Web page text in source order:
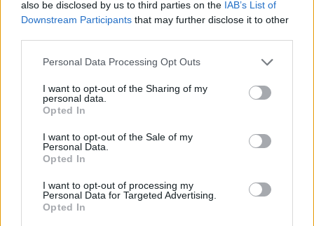
also be disclosed by us to third parties on the IAB’s List of
Downstream Participants that may further disclose it to other
Personal Data Processing Opt Outs
I want to opt-out of the Sharing of my
personal data.
Opted In
I want to opt-out of the Sale of my
Personal Data.
Opted In
I want to opt-out of processing my
Personal Data for Targeted Advertising.
Opted In